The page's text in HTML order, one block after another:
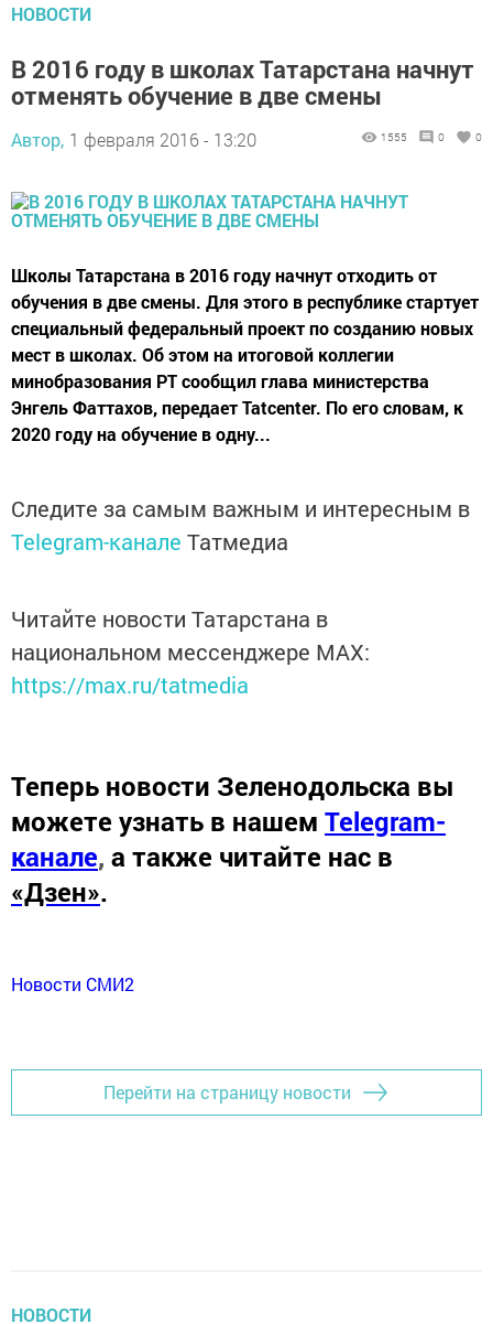
НОВОСТИ
В 2016 году в школах Татарстана начнут
отменять обучение в две смены
Автор, 1 февраля 2016 - 13:20 1555 0 0
Школы Татарстана в 2016 году начнут отходить от
обучения в две смены. Для этого в республике стартует
специальный федеральный проект по созданию новых
мест в школах. Об этом на итоговой коллегии
минобразования РТ сообщил глава министерства
Энгель Фаттахов, передает Tatcenter. По его словам, к
2020 году на обучение в одну...
Следите за самым важным и интересным в
Telegram-канале Татмедиа
Читайте новости Татарстана в
национальном мессенджере MАХ:
https://max.ru/tatmedia
Теперь новости Зеленодольска вы
можете узнать в нашем Telegram-
канале, а также читайте нас в
«Дзен».
Новости СМИ2
Перейти на страницу новости
НОВОСТИ